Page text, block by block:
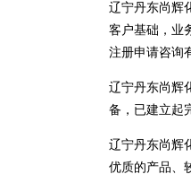
辽宁丹东尚辉
客户基础，业
注册申请咨询
辽宁丹东尚辉
备，已建立起
辽宁丹东尚辉
优质的产品、